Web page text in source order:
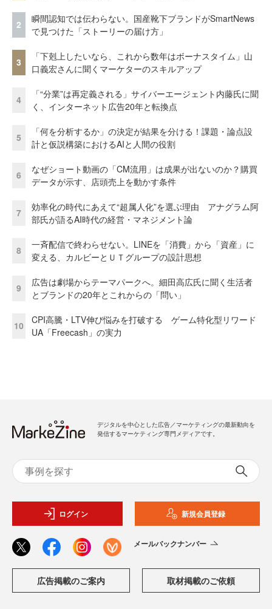
2
瞬間認知では伝わらない。国産靴下ブランドがSmartNews
で見つけた「ストーリーの届け方」
3
「下剋上したいなら、これから数年はボーナスタイム」山
口義宏さんに聞くマーケターのスキルアップ
4
「“分業”は再定義される」サイバーエージェント内藤氏に聞
く、インターネット広告20年と転換点
5
「何を分析するか」の決定が結果を分ける！課題・論点設
計と仮説構築におけるAIと人間の役割
6
なぜショート動画の「CM流用」は成果が出ないのか？購買
データが示す、店頭売上を動かす条件
7
効率化の時代にあえて“超属人化”を選ぶ理由 アナグラム阿
部氏が語るAI時代の経営・マネジメント論
8
一斉配信で終わらせない。LINEを「消費」から「資産」に
変える、カルビーとＵＴグループの設計思想
9
広告は劇場からテーマパークへ。細田高広氏に聞く生活者
とブランドの20年とこれからの「問い」
10
CPI高騰・LTV伸び悩みを打破する ゲーム特化型リワード
UA「Freecash」の実力
デジタルを中心とした広告／マーケティングの最新動向を
発信するマーケティング専門メディアです。
ログイン 新規会員登録
メールバックナンバー
広告掲載のご案内 取材掲載のご依頼